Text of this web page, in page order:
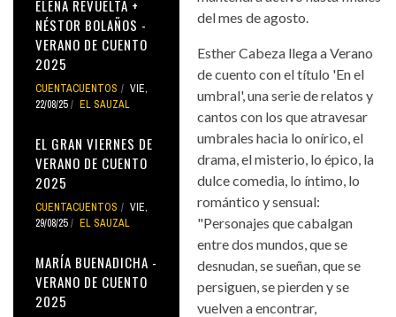
ELENA REVUELTA +
NÉSTOR BOLAÑOS -
VERANO DE CUENTO
2025
CUENTACUENTOS
VIE,
22/08/25
EL SAUZAL
EL GRAN VIERNES DE
VERANO DE CUENTO
2025
CUENTACUENTOS
VIE,
29/08/25
EL SAUZAL
MARÍA BUENADICHA -
VERANO DE CUENTO
2025
del mes de agosto.
Esther Cabeza llega a Verano
de cuento con el título 'En el
umbral', una serie de relatos y
cantos con los que atravesar
umbrales hacia lo onírico, el
drama, el misterio, lo épico, la
dulce comedia, lo íntimo, lo
romántico y sensual:
"Personajes que cabalgan
entre dos mundos, que se
desnudan, se sueñan, que se
persiguen, se pierden y se
vuelven a encontrar,